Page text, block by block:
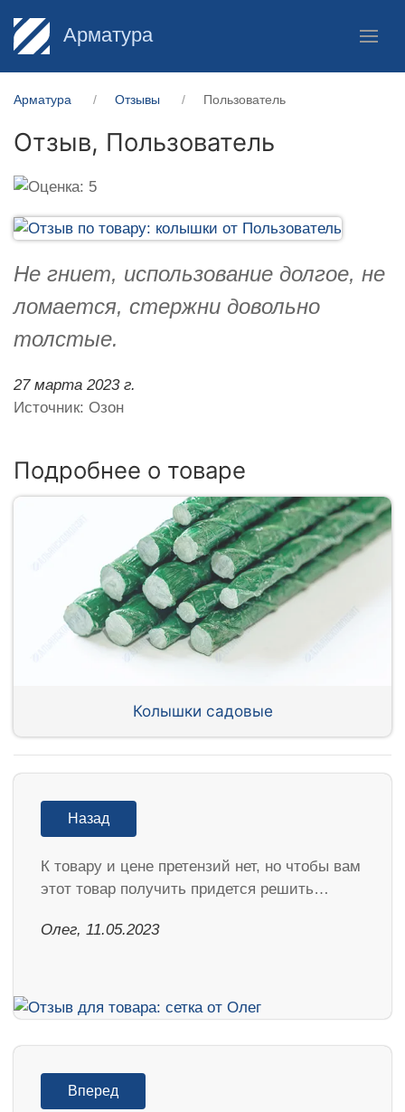
Арматура
Арматура Отзывы Пользователь
Отзыв, Пользователь
Не гниет, использование долгое, не
ломается, стержни довольно
толстые.
27 марта 2023 г.
Источник: Озон
Подробнее о товаре
Колышки садовые
Назад
К товару и цене претензий нет, но чтобы вам
этот товар получить придется решить…
Олег, 11.05.2023
Вперед